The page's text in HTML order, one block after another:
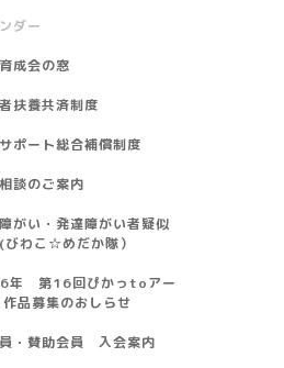
ダー
成会の窓
扶養共済制度
ポート総合補償制度
談のご案内
がい・発達障がい者疑似
びわこ☆めだか隊）
年 第16回ぴかっtoアー
作品募集のおしらせ
・賛助会員 入会案内